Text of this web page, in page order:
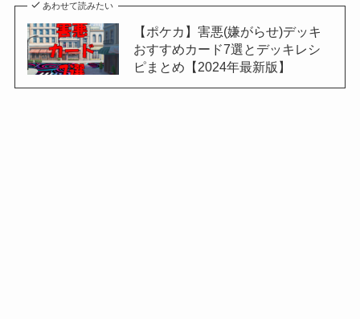
あわせて読みたい
【ポケカ】害悪(嫌がらせ)デッキ
おすすめカード7選とデッキレシ
ピまとめ【2024年最新版】